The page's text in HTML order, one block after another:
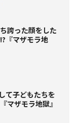
誇った顔をした
『マザモラ地
て子どもたちを
マザモラ地獄』